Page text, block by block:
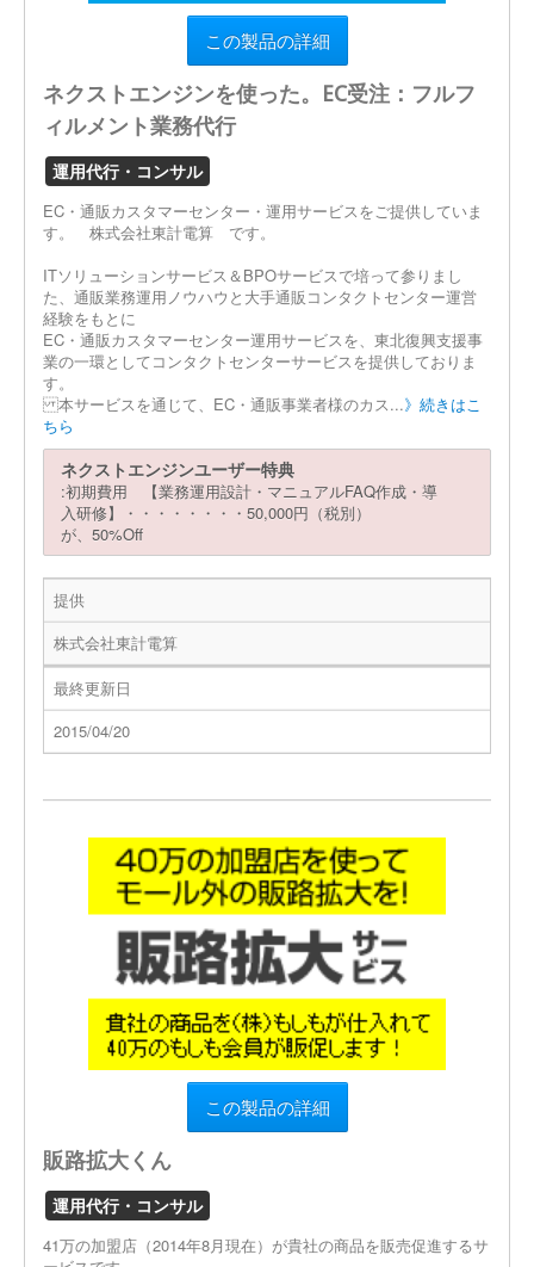
この製品の詳細
ネクストエンジンを使った。EC受注：フルフ
ィルメント業務代行
運用代行・コンサル
EC・通販カスタマーセンター・運用サービスをご提供していま
す。 株式会社東計電算 です。
ITソリューションサービス＆BPOサービスで培って参りまし
た、通販業務運用ノウハウと大手通販コンタクトセンター運営
経験をもとに
EC・通販カスタマーセンター運用サービスを、東北復興支援事
業の一環としてコンタクトセンターサービスを提供しておりま
す。
本サービスを通じて、EC・通販事業者様のカス...》続きはこ
ちら
ネクストエンジンユーザー特典
:初期費用 【業務運用設計・マニュアルFAQ作成・導
入研修】・・・・・・・・50,000円（税別）
が、50%Off
提供
株式会社東計電算
最終更新日
2015/04/20
この製品の詳細
販路拡大くん
運用代行・コンサル
41万の加盟店（2014年8月現在）が貴社の商品を販売促進するサ